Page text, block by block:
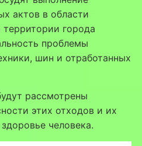
актов в области
города
проблемы
шин и отработанных
рассмотрены
этих отходов и их
человека.